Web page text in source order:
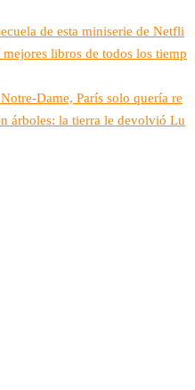
de esta miniserie de Netfli
libros de todos los tiemp
Dame, París solo quería re
árboles: la tierra le devolvió Lu